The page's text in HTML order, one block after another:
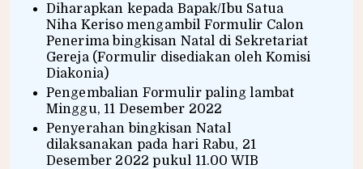
Diharapkan kepada Bapak/Ibu Satua
Niha Keriso mengambil Formulir Calon
Penerima bingkisan Natal di Sekretariat
Gereja (Formulir disediakan oleh Komisi
Diakonia)
Pengembalian Formulir paling lambat
Minggu, 11 Desember 2022
Penyerahan bingkisan Natal
dilaksanakan pada hari Rabu, 21
Desember 2022 pukul 11.00 WIB